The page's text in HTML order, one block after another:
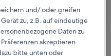
bei
und/ oder greifen
zu, z.B. auf eindeutige
Daten zu
akzeptieren
bitte unten oder